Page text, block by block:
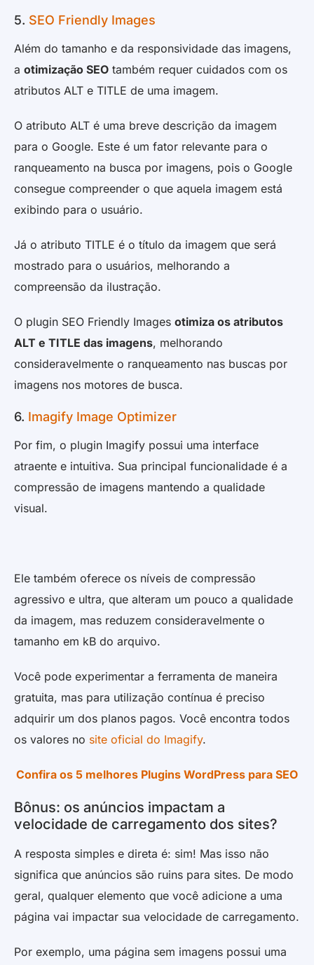
5. SEO Friendly Images
Além do tamanho e da responsividade das imagens,
a otimização SEO também requer cuidados com os
atributos ALT e TITLE de uma imagem.
O atributo ALT é uma breve descrição da imagem
para o Google. Este é um fator relevante para o
ranqueamento na busca por imagens, pois o Google
consegue compreender o que aquela imagem está
exibindo para o usuário.
Já o atributo TITLE é o título da imagem que será
mostrado para o usuários, melhorando a
compreensão da ilustração.
O plugin SEO Friendly Images otimiza os atributos
ALT e TITLE das imagens, melhorando
consideravelmente o ranqueamento nas buscas por
imagens nos motores de busca.
6. Imagify Image Optimizer
Por fim, o plugin Imagify possui uma interface
atraente e intuitiva. Sua principal funcionalidade é a
compressão de imagens mantendo a qualidade
visual.
Ele também oferece os níveis de compressão
agressivo e ultra, que alteram um pouco a qualidade
da imagem, mas reduzem consideravelmente o
tamanho em kB do arquivo.
Você pode experimentar a ferramenta de maneira
gratuita, mas para utilização contínua é preciso
adquirir um dos planos pagos. Você encontra todos
os valores no site oficial do Imagify.
Confira os 5 melhores Plugins WordPress para SEO
Bônus: os anúncios impactam a
velocidade de carregamento dos sites?
A resposta simples e direta é: sim! Mas isso não
significa que anúncios são ruins para sites. De modo
geral, qualquer elemento que você adicione a uma
página vai impactar sua velocidade de carregamento.
Por exemplo, uma página sem imagens possui uma